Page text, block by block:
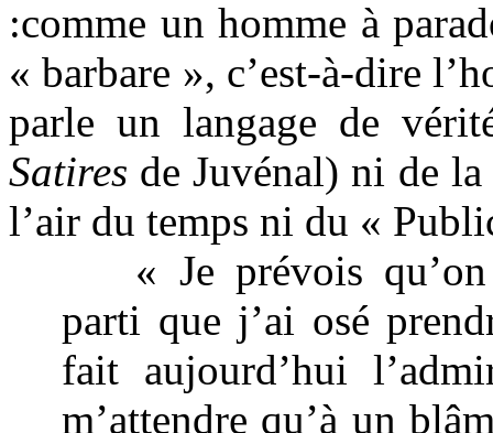
:comme un homme à
« barbare », c’est-à-dire
parle un langage de
Satires de Juvénal) ni de
l’air du temps ni du «
« Je prévois
parti que j’ai osé
fait aujourd’hui
m’attendre qu’à un